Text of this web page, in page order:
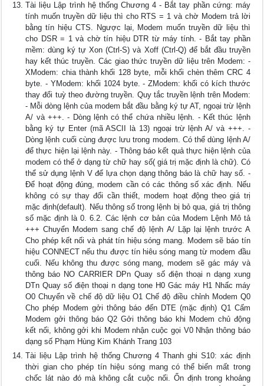
Tài liệu Lập trình hệ thống Chương 4 - Bắt tay phần cứng: máy
tính muốn truyền dữ liệu thì cho RTS = 1 và chờ Modem trả lời
bằng tín hiệu CTS. Ngược lại, Modem muốn truyền dữ liệu thì
cho DSR = 1 và chờ tín hiệu DTR từ máy tính. - Bắt tay phần
mềm: dùng ký tự Xon (Ctrl-S) và Xoff (Ctrl-Q) để bắt đầu truyền
hay kết thúc truyền. Các giao thức truyền dữ liệu trên Modem: -
XModem: chia thành khối 128 byte, mỗi khối chèn thêm CRC 4
byte. - YModem: khối 1024 byte. - ZModem: khối có kích thước
thay đổi tuỳ theo đường truyền. Quy tắc truyền lệnh trên Modem:
- Mỗi dòng lệnh của modem bắt đầu bằng ký tự AT, ngoại trừ lệnh
A/ và +++. - Dòng lệnh có thể chứa nhiều lệnh. - Kết thúc lệnh
bằng ký tự Enter (mã ASCII là 13) ngoại trừ lệnh A/ và +++. -
Dòng lệnh cuối cùng được lưu trong modem. Có thể dùng lệnh A/
để thực hiện lại lệnh này. - Thông báo kết quả thực hiện lệnh của
modem có thể ở dạng từ chữ hay số( giá trị mặc định là chữ). Có
thể sử dụng lệnh V để lựa chọn dạng thông báo là chữ hay số. -
Để hoạt động đúng, modem cần có các thông số xác định. Nếu
không có sự thay đổi cần thiết, modem hoạt động theo giá trị
mặc định(default). Nếu thông số trong lệnh bị bỏ qua, giá trị thông
số mặc định là 0. 6.2. Các lệnh cơ bản của Modem Lệnh Mô tả
+++ Chuyển Modem sang chế độ lệnh A/ Lặp lại lệnh trước A
Cho phép kết nối và phát tín hiệu sóng mang. Modem sẽ báo tín
hiệu CONNECT nếu thu được tín hiêu sóng mang từ modem đầu
cuối. Nếu không thu được sóng mang, modem sẽ gác máy và
thông báo NO CARRIER DPn Quay số điện thoại n dạng xung
DTn Quay số điện thoại n dạng tone H0 Gác máy H1 Nhấc máy
O0 Chuyển về chế độ dữ liệu O1 Chế độ điều chỉnh Modem Q0
Cho phép Modem gởi thông báo đến DTE (mặc định) Q1 Cấm
Modem gởi thông báo Q2 Gởi thông báo khi Modem chủ động
kết nối, không gởi khi Modem nhận cuộc gọi V0 Nhận thông báo
dạng số Phạm Hùng Kim Khánh Trang 103
Tài liệu Lập trình hệ thống Chương 4 Thanh ghi S10: xác định
thời gian cho phép tín hiệu sóng mang có thể biến mất trong
chốc lát nào đó mà không cắt cuộc nối. Ổn định trong khoảng